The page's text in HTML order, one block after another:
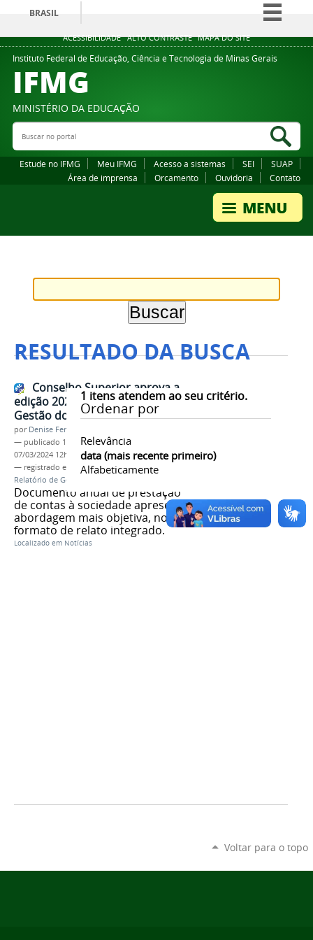
ACESSIBILIDADE ALTO CONTRASTE MAPA DO SITE
BRASIL
Simplifique!
Comunica BR
Legislação
Instituto Federal de Educação, Ciência e Tecnologia de Minas Gerais
IFMG
MINISTÉRIO DA EDUCAÇÃO
Buscar no portal
Estude no IFMG Meu IFMG Acesso a sistemas SEI
SUAP
Área de imprensa
Orcamento Ouvidoria Contato
RESULTADO DA BUSCA
1 itens atendem ao seu critério.
Ordenar por
Relevância
data (mais recente primeiro)
Alfabeticamente
Conselho Superior aprova a
edição 2021 do Relatório de
Gestão do IFMG
por Denise Ferreira dos Santos
— publicado 18/04/2022—última modificação
07/03/2024 12h05
— registrado em:
Conselho Superior,Consup
Relatório de Gestão
Documento anual de prestação
de contas à sociedade apresenta
abordagem mais objetiva, no
formato de relato integrado.
Localizado em Notícias
Voltar para o topo